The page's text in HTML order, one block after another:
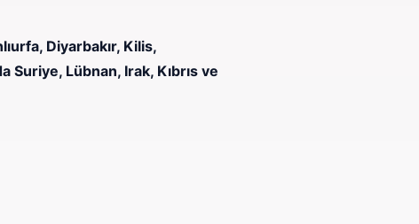
Diyarbakır, Kilis,
Suriye, Lübnan, Irak, Kıbrıs ve